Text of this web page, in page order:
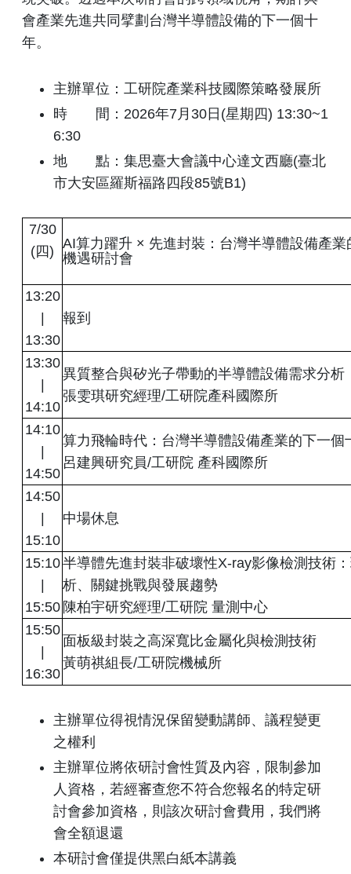
會產業先進共同擘劃台灣半導體設備的下一個十
年。
主辦單位：工研院產業科技國際策略發展所
時 間：2026年7月30日(星期四) 13:30~1
6:30
地 點：集思臺大會議中心達文西廳(臺北
市大安區羅斯福路四段85號B1)
7/30
(四) AI算力躍升 × 先進封裝：台灣半導體設備產業
機遇研討會
13:20
|
13:30
報到
13:30
|
14:10
異質整合與矽光子帶動的半導體設備需求分析
張雯琪研究經理/工研院產科國際所
14:10
|
14:50
算力飛輪時代：台灣半導體設備產業的下一個
呂建興研究員/工研院 產科國際所
14:50
|
15:10
中場休息
15:10
|
15:50
半導體先進封裝非破壞性X-ray影像檢測技術
析、關鍵挑戰與發展趨勢
陳柏宇研究經理/工研院 量測中心
15:50
|
16:30
面板級封裝之高深寬比金屬化與檢測技術
黃萌祺組長/工研院機械所
主辦單位得視情況保留變動講師、議程變更
之權利
主辦單位將依研討會性質及內容，限制參加
人資格，若經審查您不符合您報名的特定研
討會參加資格，則該次研討會費用，我們將
會全額退還
本研討會僅提供黑白紙本講義